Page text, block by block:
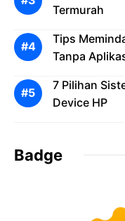
Termurah
Tips
Tanpa
7 Pilihan
Device HP
Badge